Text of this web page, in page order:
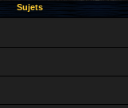
Sujets